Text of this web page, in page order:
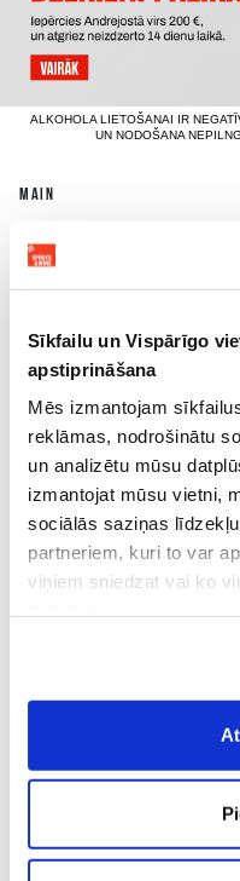
Sīkfailu un Vispārīgo
apstiprināšana
Mēs izmantojam
reklāmas, nodrošinātu
un analizētu mūsu
izmantojat mūsu vietni,
sociālās saziņas
partneriem, kuri to var
viņiem sniedzat vai ko
Vispārīgiem
noteikumiem(saīsināti
ALKOHOLA LIETOŠANAI IR
UN NODOŠANA
MAIN
BUSINESS & EVENTS SERVICE
OTHER INFORMATION
FIND US ON SOCIAL